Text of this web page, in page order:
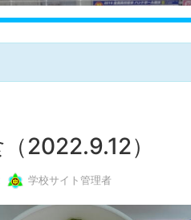
2022.9.12）
学校サイト管理者